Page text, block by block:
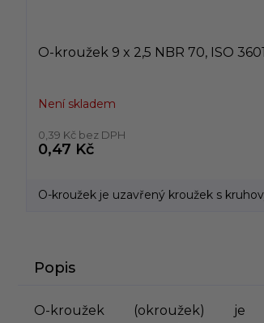
O-kroužek 9 x 2,5 NBR 70, ISO 3601
Není skladem
0,39 Kč bez DPH
0,47 Kč
O-kroužek je uzavřený kroužek s
Popis
O-kroužek (okroužek) je